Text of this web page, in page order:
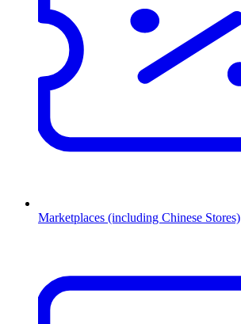
Marketplaces (including Chinese Stores)